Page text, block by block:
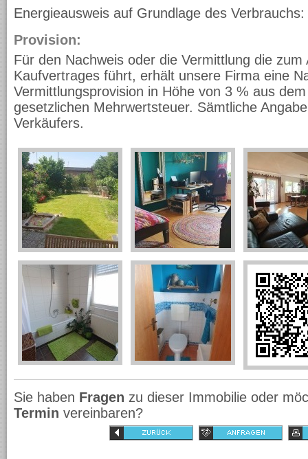
Energieausweis auf Grundlage des
Provision:
Für den Nachweis oder die Vermittlung die zum
Kaufvertrages führt, erhält unsere Firma eine
Vermittlungsprovision in Höhe von 3 % aus
gesetzlichen Mehrwertsteuer. Sämtliche
Verkäufers.
Sie haben Fragen zu dieser Immobilie oder
Termin vereinbaren?